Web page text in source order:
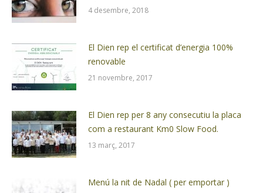
4 desembre, 2018
El Dien rep el certificat d’energia 100%
renovable
21 novembre, 2017
El Dien rep per 8 any consecutiu la placa
com a restaurant Km0 Slow Food.
13 març, 2017
Menú la nit de Nadal ( per emportar )